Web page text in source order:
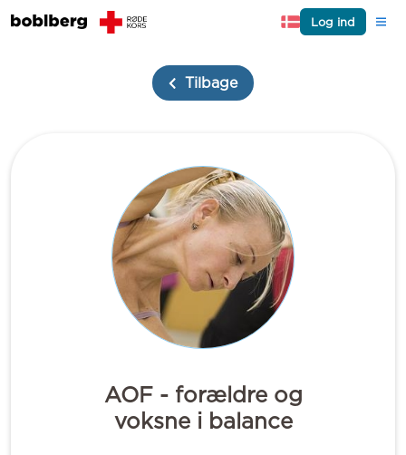
Log ind
Tilbage
AOF - forældre og
voksne i balance